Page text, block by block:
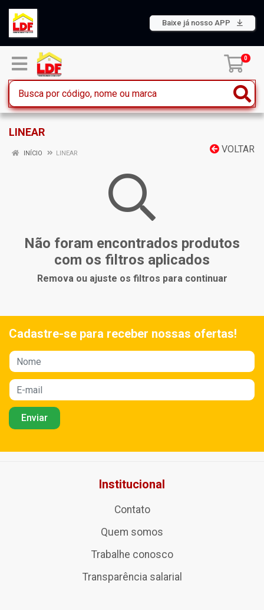
Baixe já nosso APP
0
LINEAR
VOLTAR
INÍCIO LINEAR
Não foram encontrados produtos
com os filtros aplicados
Remova ou ajuste os filtros para continuar
Cadastre-se para receber nossas ofertas!
Institucional
Contato
Quem somos
Trabalhe conosco
Transparência salarial